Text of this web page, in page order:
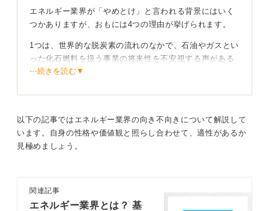
エネルギー業界が「やめとけ」と言われる背景にはいく
つかありますが、おもには4つの理由が挙げられます。
1つは、世界的な脱炭素の流れのなかで、石油やガスとい
った化石燃料を扱う事業の将来性を不安視する声がある
ことです。
一つだと考えられます。
そして3つ目は、発電所勤務などでは災害時の対応など、
勤務環境がハードであることです。
ように、事業が環境問題と直結しているため、ときに世
論の厳しい目にさらされる可能性もあるという点です。
⋯続きを読む▼
以下の記事ではエネルギー業界の向き不向きについて解説して
います。自身の性格や価値観と照らし合わせて、適性があるか
見極めましょう。
関連記事
エネルギー業界とは？ 基